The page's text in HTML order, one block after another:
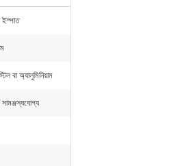
ইস্পাত
বা অ্যালুমিনিয়াম